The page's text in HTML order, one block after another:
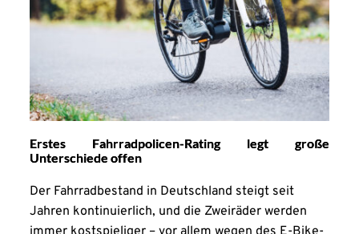
Erstes Fahrradpolicen-Rating legt große
Unterschiede offen
Der Fahrradbestand in Deutschland steigt seit
Jahren kontinuierlich, und die Zweiräder werden